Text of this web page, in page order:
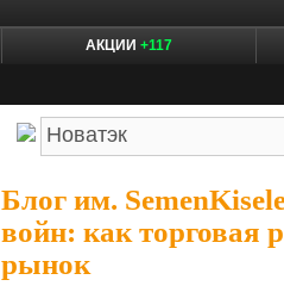
АКЦИИ +117
Блог им.
войн: как торговая
рынок